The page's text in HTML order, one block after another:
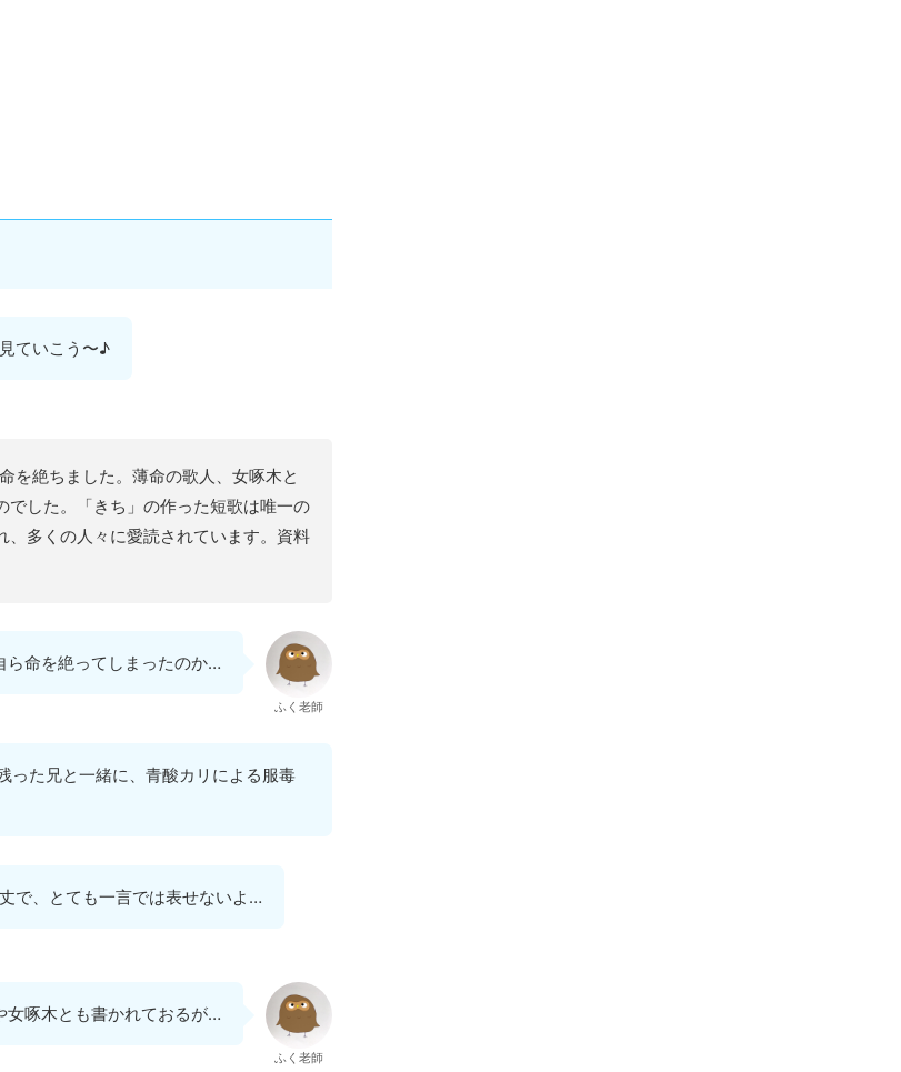
ていこう〜♪
を絶ちました。薄命の歌人、女啄木と
でした。「きち」の作った短歌は唯一の
多くの人々に愛読されています。資料
命を絶ってしまったのか…
ふく老師
った兄と一緒に、青酸カリによる服毒
で、とても一言では表せないよ…
女啄木とも書かれておるが…
ふく老師